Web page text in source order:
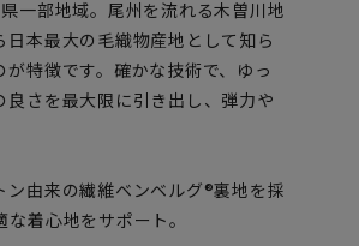
一部地域。尾州を流れる木曽川地
本最大の毛織物産地として知ら
特徴です。確かな技術で、ゆっ
さを最大限に引き出し、弾力や
由来の繊維ベンベルグ®裏地を採
着心地をサポート。